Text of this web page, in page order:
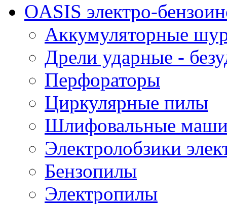
OASIS электро-
Аккумуляторные
Дрели ударные -
Перфораторы
Циркулярные пилы
Шлифовальные
Электролобзики
Бензопилы
Электропилы